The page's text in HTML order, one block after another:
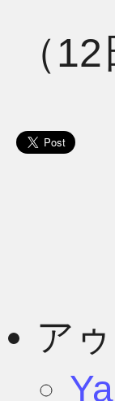
（
ア